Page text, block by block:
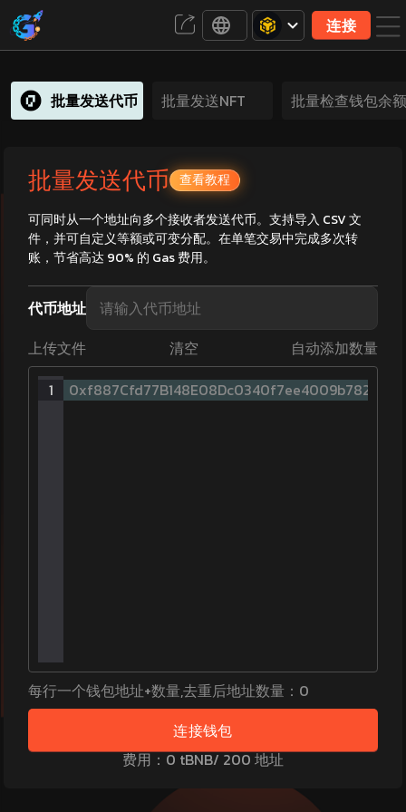
连接
批量发送代币 批量发送NFT 批量检查钱包余额
批量发送代币 查看教程
可同时从一个地址向多个接收者发送代币。支持导入 CSV 文
件，并可自定义等额或可变分配。在单笔交易中完成多次转
账，节省高达 90% 的 Gas 费用。
代币地址
上传文件 清空
自动添加数量
1
每行一个钱包地址+数量,去重后地址数量 ： 0
连接钱包
费用：0tBNB/ 200地址